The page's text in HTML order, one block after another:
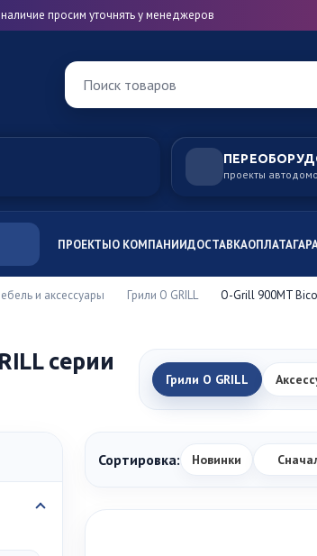
просим уточнять у менеджеров
Поиск товаров
проекты
ПРОЕКТЫО КОМПАНИИДОСТАВКАОПЛАТА
и аксессуары Грили O GRILL O-Grill 900MT
серии
Грили O GRILL
Сортировка: Новинки